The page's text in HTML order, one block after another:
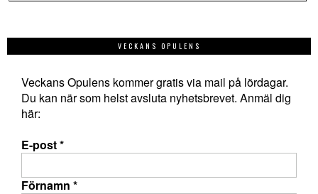
VECKANS OPULENS
Veckans Opulens kommer gratis via mail på lördagar.
Du kan när som helst avsluta nyhetsbrevet. Anmäl dig
här:
E-post*
Förnamn *